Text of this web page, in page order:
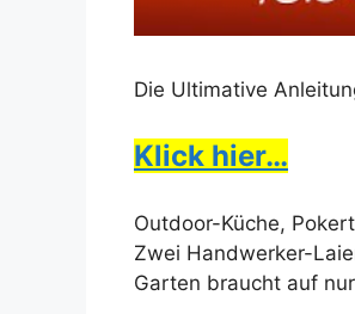
Die Ultimative
Klick hier…
Outdoor-Küche,
Zwei Handwerker-
Garten braucht auf